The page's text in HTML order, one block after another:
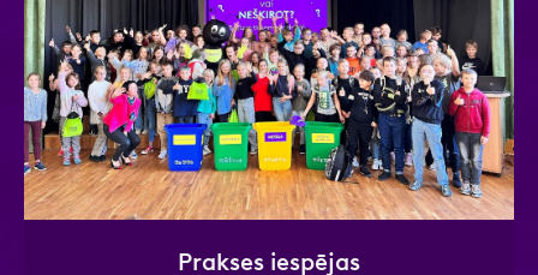
Prakses iespējas